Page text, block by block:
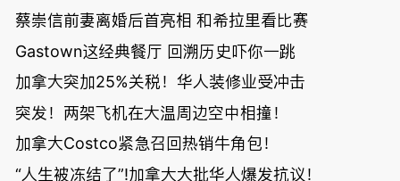
蔡崇信前妻离婚后首亮相 和希拉里看比赛
Gastown这经典餐厅 回溯历史吓你一跳
加拿大突加25%关税！华人装修业受冲击
突发！两架飞机在大温周边空中相撞！
加拿大Costco紧急召回热销牛角包！
“人生被冻结了”!加拿大大批华人爆发抗议！